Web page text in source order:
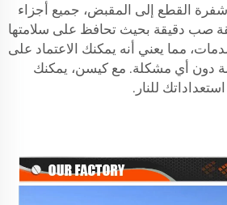
القطع إلى المقبض، جميع أجزاء
صب دقيقة بحيث تحافظ على سلامتها
مما يعني أنه يمكنك الاعتماد على
دون أي مشكلة. مع كيسن، يمكنك
للنار.